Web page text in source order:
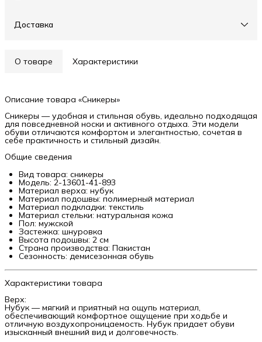
Доставка
О товаре Характеристики
Описание товара «Сникеры»
Сникеры — удобная и стильная обувь, идеально подходящая
для повседневной носки и активного отдыха. Эти модели
обуви отличаются комфортом и элегантностью, сочетая в
себе практичность и стильный дизайн.
Общие сведения
Вид товара: сникеры
Модель: 2-13601-41-893
Материал верха: нубук
Материал подошвы: полимерный материал
Материал подкладки: текстиль
Материал стельки: натуральная кожа
Пол: мужской
Застежка: шнуровка
Высота подошвы: 2 см
Страна производства: Пакистан
Сезонность: демисезонная обувь
Характеристики товара
Верх:
Нубук — мягкий и приятный на ощупь материал,
обеспечивающий комфортное ощущение при ходьбе и
отличную воздухопроницаемость. Нубук придает обуви
изысканный внешний вид и долговечность.